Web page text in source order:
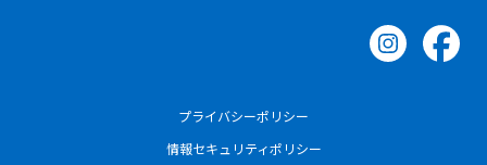
プライバシーポリシー
情報セキュリティポリシー